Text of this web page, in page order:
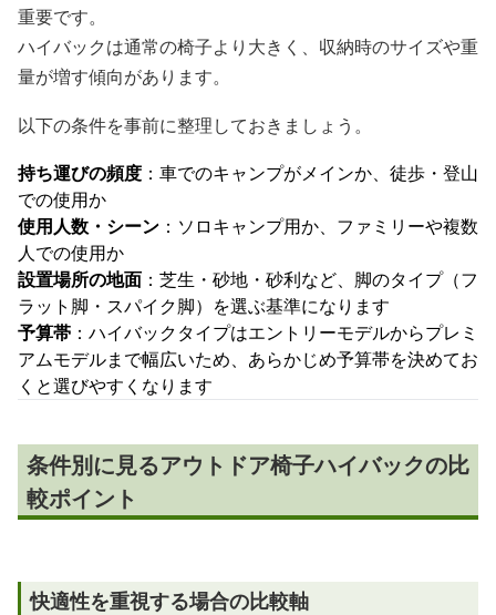
重要です。
ハイバックは通常の椅子より大きく、収納時のサイズや重
量が増す傾向があります。
以下の条件を事前に整理しておきましょう。
持ち運びの頻度 ：車でのキャンプがメインか、徒歩・登山
での使用か
使用人数・シーン ：ソロキャンプ用か、ファミリーや複数
人での使用か
設置場所の地面 ：芝生・砂地・砂利など、脚のタイプ（フ
ラット脚・スパイク脚）を選ぶ基準になります
予算帯 ：ハイバックタイプはエントリーモデルからプレミ
アムモデルまで幅広いため、あらかじめ予算帯を決めてお
くと選びやすくなります
条件別に見るアウトドア椅子ハイバックの比
較ポイント
快適性を重視する場合の比較軸